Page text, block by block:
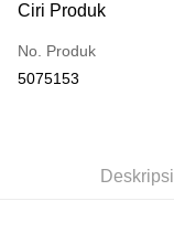
Kad Kredit (Bayaran
Pengambilan di Kedai
Ciri Produk
No. Produk
5075153
Deskripsi